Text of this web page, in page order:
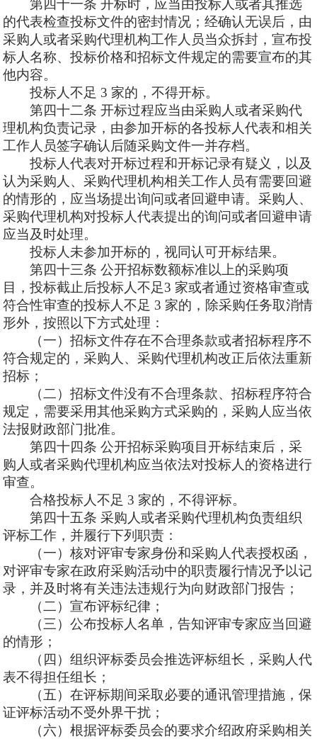
第四十一条 开标时，应当由投标人或者其推选
的代表检查投标文件的密封情况；经确认无误后，由
采购人或者采购代理机构工作人员当众拆封，宣布投
标人名称、投标价格和招标文件规定的需要宣布的其
他内容。
投标人不足 3 家的，不得开标。
第四十二条 开标过程应当由采购人或者采购代
理机构负责记录，由参加开标的各投标人代表和相关
工作人员签字确认后随采购文件一并存档。
投标人代表对开标过程和开标记录有疑义，以及
认为采购人、采购代理机构相关工作人员有需要回避
的情形的，应当场提出询问或者回避申请。采购人、
采购代理机构对投标人代表提出的询问或者回避申请
应当及时处理。
投标人未参加开标的，视同认可开标结果。
第四十三条 公开招标数额标准以上的采购项
目，投标截止后投标人不足3 家或者通过资格审查或
符合性审查的投标人不足 3 家的，除采购任务取消情
形外，按照以下方式处理：
（一）招标文件存在不合理条款或者招标程序不
符合规定的，采购人、采购代理机构改正后依法重新
招标；
（二）招标文件没有不合理条款、招标程序符合
规定，需要采用其他采购方式采购的，采购人应当依
法报财政部门批准。
第四十四条 公开招标采购项目开标结束后，采
购人或者采购代理机构应当依法对投标人的资格进行
审查。
合格投标人不足 3 家的，不得评标。
第四十五条 采购人或者采购代理机构负责组织
评标工作，并履行下列职责：
（一）核对评审专家身份和采购人代表授权函，
对评审专家在政府采购活动中的职责履行情况予以记
录，并及时将有关违法违规行为向财政部门报告；
（二）宣布评标纪律；
（三）公布投标人名单，告知评审专家应当回避
的情形；
（四）组织评标委员会推选评标组长，采购人代
表不得担任组长；
（五）在评标期间采取必要的通讯管理措施，保
证评标活动不受外界干扰；
（六）根据评标委员会的要求介绍政府采购相关